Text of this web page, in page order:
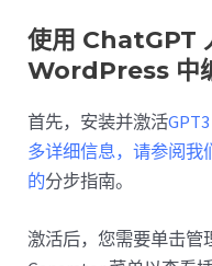
使用 ChatGPT
WordPress 中
首先，安装并激活
多详细信息，请参阅我
的分步指南。
激活后，您需要单击管